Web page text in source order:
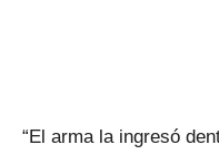
“El arma la ingresó